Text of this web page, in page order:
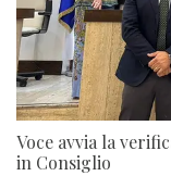
Voce avvia la
in Consiglio